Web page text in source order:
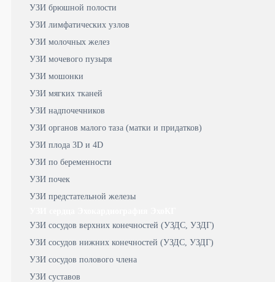
УЗИ брюшной полости
УЗИ лимфатических узлов
УЗИ молочных желез
УЗИ мочевого пузыря
УЗИ мошонки
УЗИ мягких тканей
УЗИ надпочечников
УЗИ органов малого таза (матки и придатков)
УЗИ плода 3D и 4D
УЗИ по беременности
УЗИ почек
УЗИ предстательной железы
УЗИ сосудов верхних конечностей (УЗДС, УЗДГ)
УЗИ сосудов нижних конечностей (УЗДС, УЗДГ)
УЗИ сосудов полового члена
УЗИ суставов